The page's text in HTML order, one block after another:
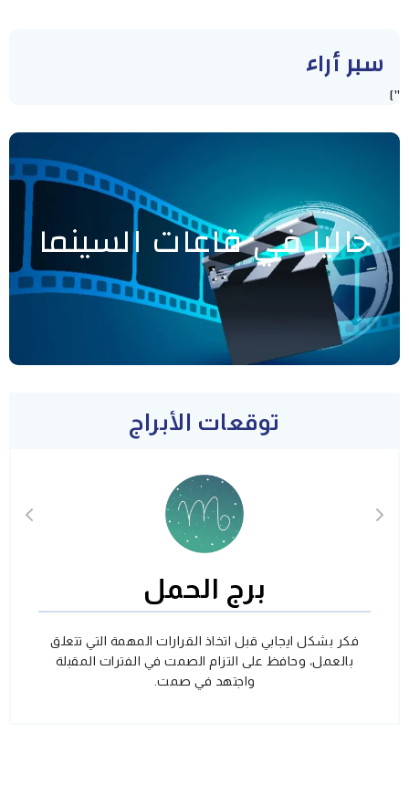
سبر أراء
"]
حاليا في قاعات السينما
توقعات الأبراج
برج الحمل
فكر بشكل ايجابي قبل اتخاذ القرارات المهمة التي تتعلق
بالعمل، وحافظ على التزام الصمت في الفترات المقبلة
واجتهد في صمت.